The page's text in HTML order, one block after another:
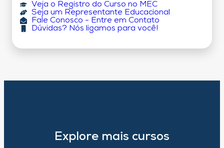
Veja o Registro do Curso no MEC
Seja um Representante Educacional
Fale Conosco - Entre em Contato
Dúvidas? Nós ligamos para você!
Explore mais cursos